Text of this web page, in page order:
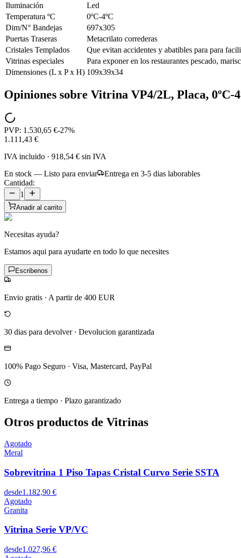
Iluminación
Led
Temperatura ºC
0ºC-4ºC
Dim/N° Bandejas
697x305
Puertas Traseras
Metacrilato correderas
Cristales Templados
Que evitan accidentes y abatibles para para
Vitrinas especiales
Para exponer en los restaurantes pescado,
Dimensiones (L x P x H) 109x39x34
Opiniones sobre Vitrina VP4/2L, Placa, 0ºC-
PVP: 1.530,65 €-27%
1.111,43 €
IVA incluido · 918,54 € sin IVA
En stock — Listo para enviar
Entrega en 3-5 dias laborables
Cantidad:
1
Anadir al carrito
Necesitas ayuda?
Estamos aqui para ayudarte en todo lo que necesites
Escribenos
Envio gratis · A partir de 400 EUR
30 dias para devolver· Devolucion garantizada
100% Pago Seguro · Visa, Mastercard, PayPal
Entrega a tiempo · Plazo garantizado
Otros productos de Vitrinas
Agotado
Meral
Sobrevitrina 1 Piso Tapas Cristal Curvo Serie SSTA
desde1.182,90 €
Agotado
Granita
Vitrina Serie VP/VC
desde1.027,96 €